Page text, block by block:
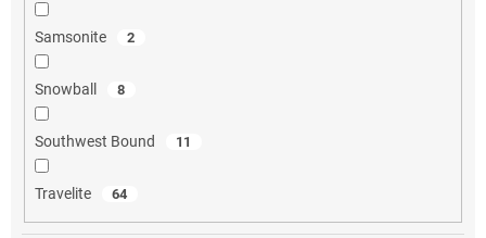
Samsonite 2
Snowball 8
Southwest Bound 11
Travelite 64